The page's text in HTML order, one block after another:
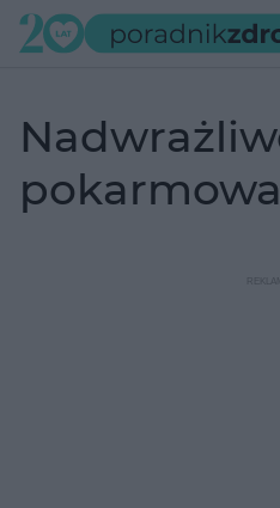
nadwrażliwość
pokarmowa